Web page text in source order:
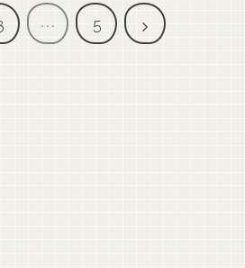
… 5
次